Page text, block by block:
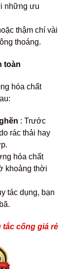
những ưu
thậm chí vài
thoáng.
toàn
hóa chất
: Trước
rác thải hay
hóa chất
khoảng thời
tác dụng, bạn
cống giá rẻ